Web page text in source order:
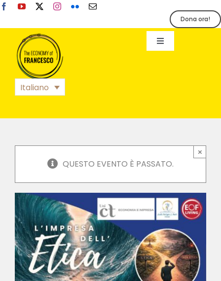
Salta
contenuto
Dona ora!
Toggle
EoF
BLOG
Italiano
QUESTO EVENTO È PASSATO.
×